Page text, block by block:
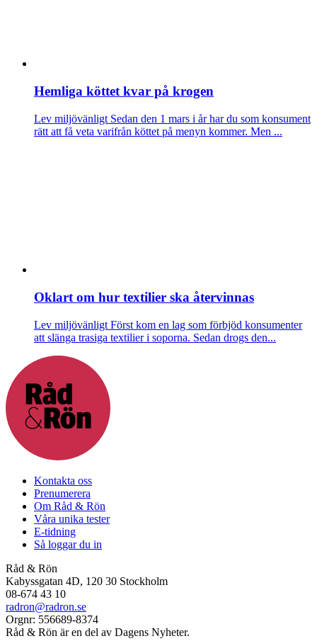
Hemliga köttet kvar på krogen
Lev miljövänligt Sedan den 1 mars i år har du som konsument
rätt att få veta varifrån köttet på menyn kommer. Men ...
Oklart om hur textilier ska återvinnas
Lev miljövänligt Först kom en lag som förbjöd konsumenter
att slänga trasiga textilier i soporna. Sedan drogs den...
Kontakta oss
Prenumerera
Om Råd & Rön
Våra unika tester
E-tidning
Så loggar du in
Råd & Rön
Kabyssgatan 4D, 120 30 Stockholm
08-674 43 10
radron@radron.se
Orgnr: 556689-8374
Råd & Rön är en del av Dagens Nyheter.